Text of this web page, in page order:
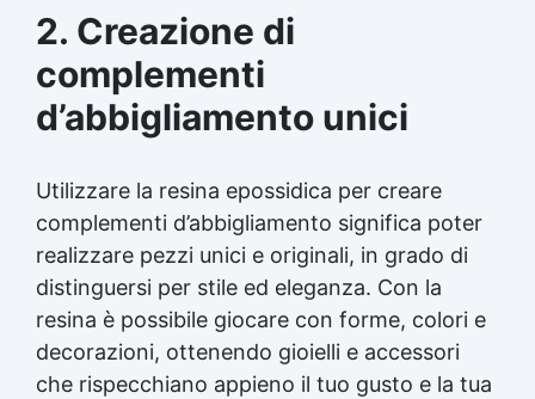
2. Creazione di
complementi
d’abbigliamento unici
Utilizzare la resina epossidica per creare
complementi d’abbigliamento significa poter
realizzare pezzi unici e originali, in grado di
distinguersi per stile ed eleganza. Con la
resina è possibile giocare con forme, colori e
decorazioni, ottenendo gioielli e accessori
che rispecchiano appieno il tuo gusto e la tua